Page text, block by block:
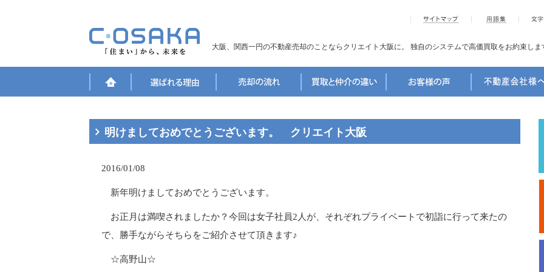
大阪、関西一円の不動産売却のことならクリエイト大阪に。 独自のシステムで高価買取をお約束しま
明けましておめでとうございます。 クリエイト大阪
2016/01/08
新年明けましておめでとうございます。
お正月は満喫されましたか？今回は女子社員2人が、それぞれプライベートで初詣に行って来たの
で、勝手ながらそちらをご紹介させて頂きます♪
☆高野山☆